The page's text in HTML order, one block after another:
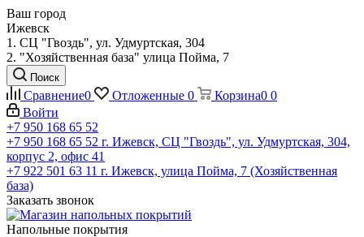
Ваш город
Ижевск
1. СЦ "Гвоздь", ул. Удмуртская, 304
2. "Хозяйственная база" улица Пойма, 7
Поиск
Сравнение0 Отложенные 0 Корзина0 0
Войти
+7 950 168 65 52
+7 950 168 65 52 г. Ижевск, СЦ "Гвоздь", ул. Удмуртская, 304,
корпус 2, офис 41
+7 922 501 63 11 г. Ижевск, улица Пойма, 7 (Хозяйственная
база)
Заказать звонок
Напольные покрытия